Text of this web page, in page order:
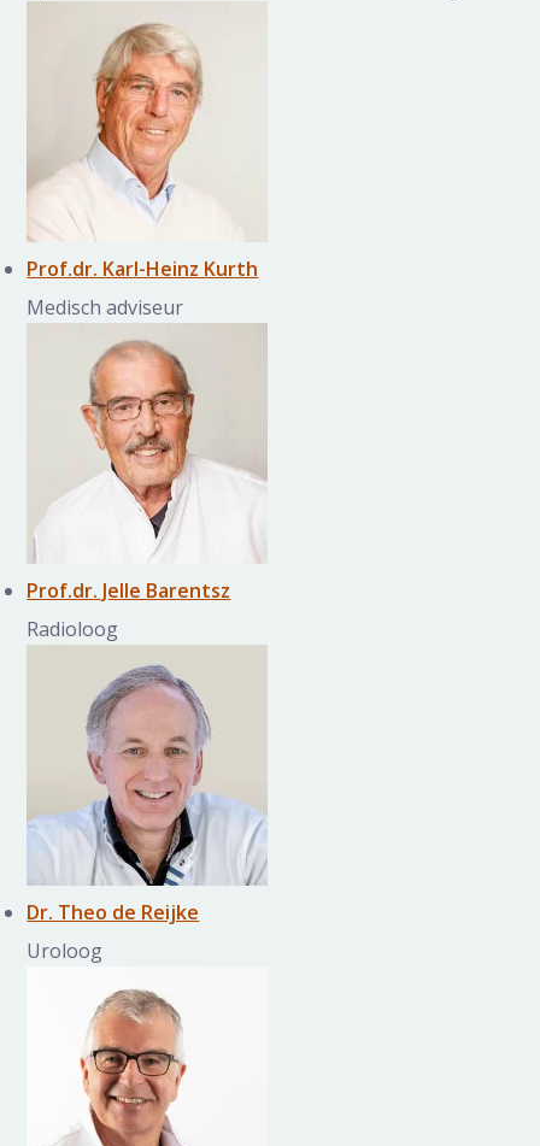
Prof.dr. Karl-Heinz Kurth
Medisch adviseur
Prof.dr. Jelle Barentsz
Radioloog
Dr. Theo de Reijke
Uroloog